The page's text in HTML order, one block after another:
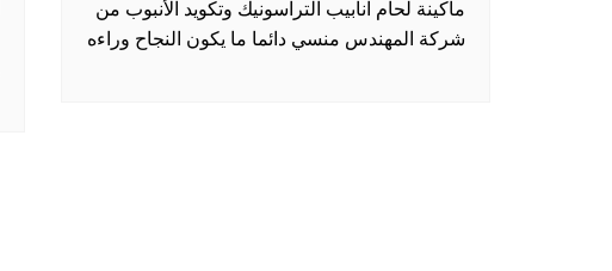
ماكينة لحام انابيب التراسونيك وتكويد الأنبوب من
شركة المهندس منسي دائما ما يكون النجاح وراءه